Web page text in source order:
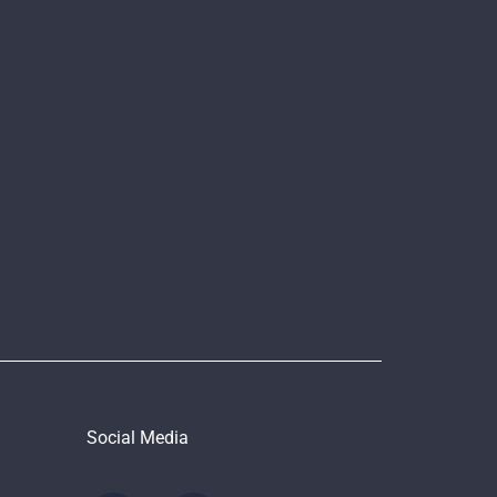
Social Media